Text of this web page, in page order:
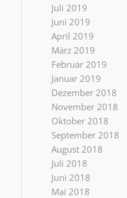
Juli 2019
Juni 2019
April 2019
März 2019
Februar 2019
Januar 2019
Dezember 2018
November 2018
Oktober 2018
September 2018
August 2018
Juli 2018
Juni 2018
Mai 2018